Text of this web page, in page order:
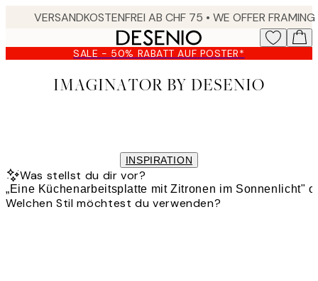
content.
SALE - 50% RABATT AUF POSTER*
IMAGINATOR BY DESENIO
INSPIRATION
Was stellst du dir vor?
Welchen Stil möchtest du verwenden?